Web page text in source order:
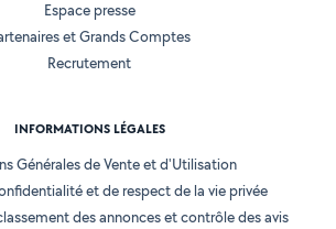
Espace presse
et Grands Comptes
Recrutement
INFORMATIONS LÉGALES
Générales de Vente et d'Utilisation
et de respect de la vie privée
des annonces et contrôle des avis